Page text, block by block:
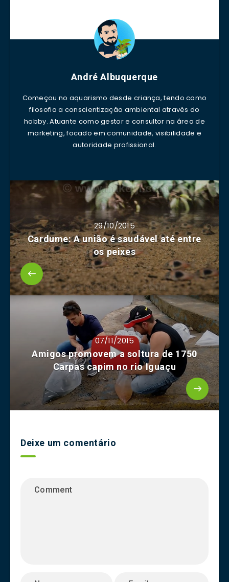
André Albuquerque
Começou no aquarismo desde criança, tendo como
filosofia a conscientização ambiental através do
hobby. Atuante como gestor e consultor na área de
marketing, focado em comunidade, visibilidade e
autoridade profissional.
29/10/2015
Cardume: A união é saudável até entre
os peixes
07/11/2015
Amigos promovem a soltura de 1750
Carpas capim no rio Iguaçu
Deixe um comentário